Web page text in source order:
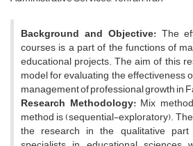
Background and Objective: The
courses is a part of the functions of
educational projects. The aim of this
model for evaluating the effectiveness
management of professional growth in
Research Methodology:Mix
method is (sequential-exploratory).
the research in the qualitative